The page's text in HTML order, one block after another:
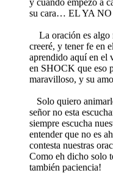
su cara… EL YA
La oración es algo
creeré, y tener fe en
aprendido aquí en el
en SHOCK que eso
maravilloso, y su
Solo quiero
señor no esta
siempre escucha
entender que no es
contesta nuestras
Como eh dicho solo
también paciencia!